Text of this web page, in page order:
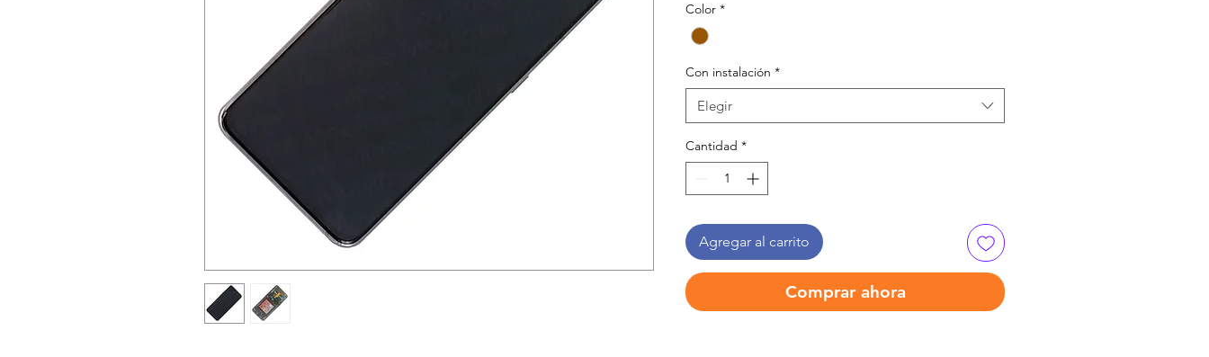
Color *
Con instalación *
Elegir
Cantidad *
Agregar al carrito
Comprar ahora